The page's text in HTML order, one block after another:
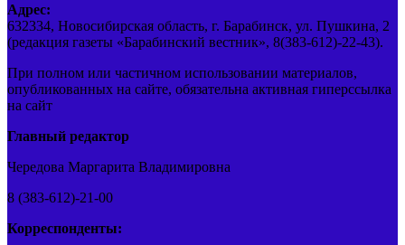
Адрес:
632334, Новосибирская область, г. Барабинск, ул. Пушкина, 2
(редакция газеты «Барабинский вестник», 8(383-612)-22-43).
При полном или частичном использовании материалов,
опубликованных на сайте, обязательна активная гиперссылка
на сайт
Главный редактор
Чередова Маргарита Владимировна
8 (383-612)-21-00
Корреспонденты: